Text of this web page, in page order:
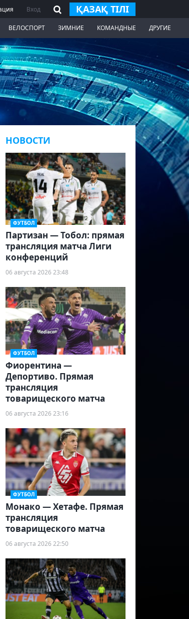
Вход ҚАЗАҚ ТІЛІ
ВЕЛОСПОРТ ЗИМНИЕ КОМАНДНЫЕ ДРУГИЕ
НОВОСТИ
ФУТБОЛ
Партизан — Тобол: прямая
трансляция матча Лиги
конференций
06 августа 2026 23:48
ФУТБОЛ
Фиорентина —
Депортиво. Прямая
трансляция
товарищеского матча
06 августа 2026 23:16
ФУТБОЛ
Монако — Хетафе. Прямая
трансляция
товарищеского матча
06 августа 2026 22:50